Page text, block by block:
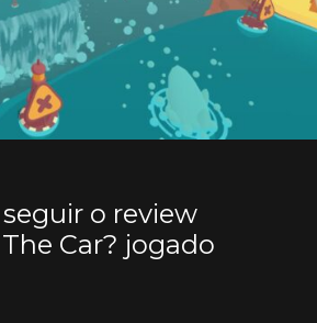
o review
Car? jogado